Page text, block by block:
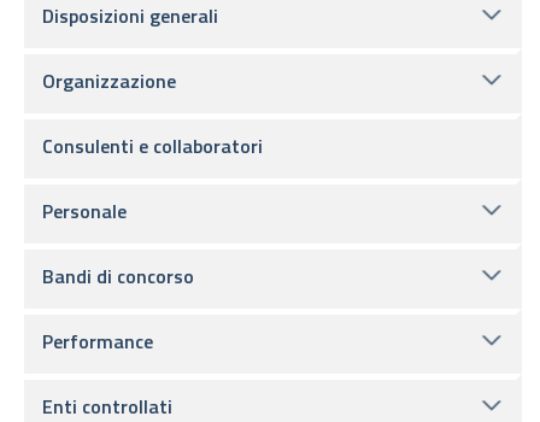
Disposizioni generali
Organizzazione
Consulenti e collaboratori
Personale
Bandi di concorso
Performance
Enti controllati